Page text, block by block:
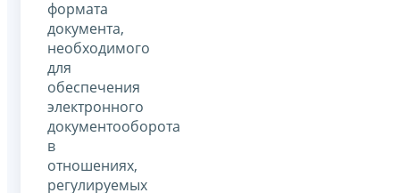
формата
документа,
необходимого
для
обеспечения
электронного
документооборота
в
отношениях,
регулируемых